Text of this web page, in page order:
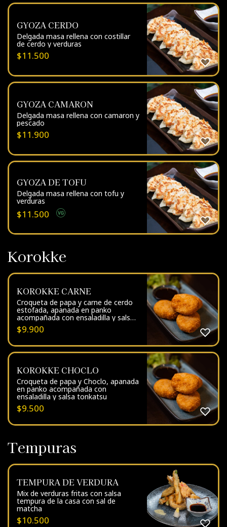
GYOZA CERDO
Delgada masa rellena con costillar
de cerdo y verduras
$11.500
GYOZA CAMARON
Delgada masa rellena con camaron y
pescado
$11.900
GYOZA DE TOFU
Delgada masa rellena con tofu y
verduras
$11.500
Korokke
KOROKKE CARNE
Croqueta de papa y carne de cerdo
estofada, apanada en panko
acompañada con ensaladilla y salsa
tonkatsu.
$9.900
KOROKKE CHOCLO
Croqueta de papa y Choclo, apanada
en panko acompañada con
ensaladilla y salsa tonkatsu
$9.500
Tempuras
TEMPURA DE VERDURA
Mix de verduras fritas con salsa
tempura de la casa con sal de
matcha
$10.500